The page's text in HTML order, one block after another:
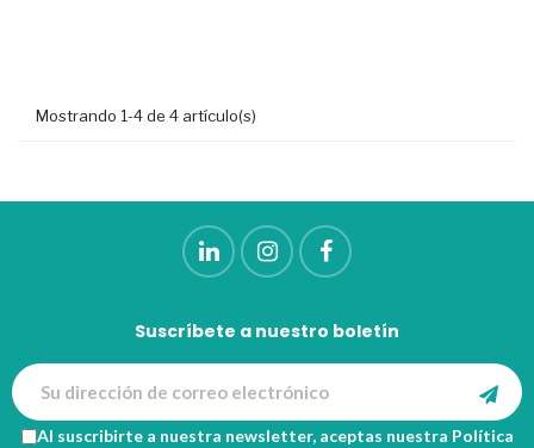
Mostrando 1-4 de 4 artículo(s)
Suscríbete a nuestro boletín
Al suscribirte a nuestra newsletter, aceptas nuestra Política